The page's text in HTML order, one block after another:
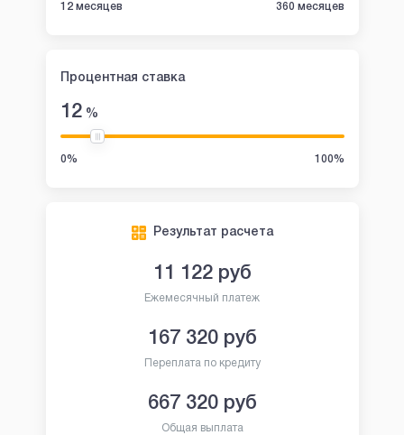
12 месяцев 360 месяцев
Процентная ставка
12%
0% 100%
Результат расчета
11 122руб
Ежемесячный платеж
167 320руб
Переплата по кредиту
667 320руб
Общая выплата